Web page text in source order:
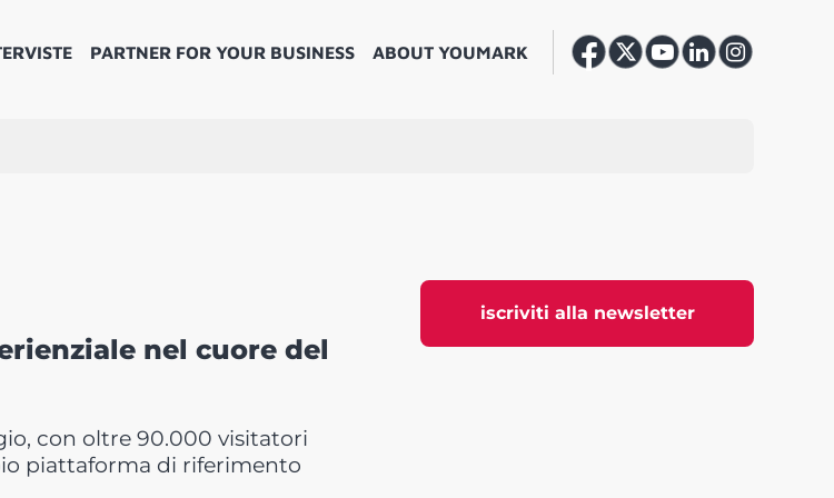
PARTNER FOR YOUR BUSINESS ABOUT YOUMARK
iscriviti alla newsletter
nel cuore del
con oltre 90.000 visitatori
piattaforma di riferimento